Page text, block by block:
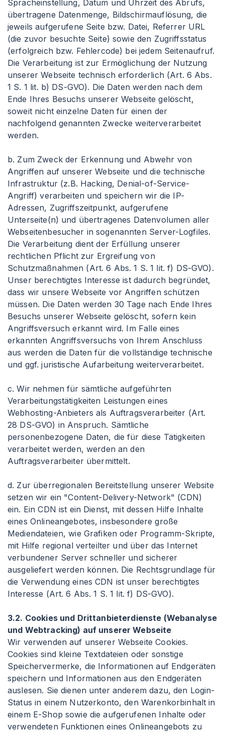
Spracheinstellung, Datum und Uhrzeit des Abrufs,
übertragene Datenmenge, Bildschirmauflösung, die
jeweils aufgerufene Seite bzw. Datei, Referrer URL
(die zuvor besuchte Seite) sowie den Zugriffsstatus
(erfolgreich bzw. Fehlercode) bei jedem Seitenaufruf.
Die Verarbeitung ist zur Ermöglichung der Nutzung
unserer Webseite technisch erforderlich (Art. 6 Abs.
1 S. 1 lit. b) DS-GVO). Die Daten werden nach dem
Ende Ihres Besuchs unserer Webseite gelöscht,
soweit nicht einzelne Daten für einen der
nachfolgend genannten Zwecke weiterverarbeitet
werden.
b. Zum Zweck der Erkennung und Abwehr von
Angriffen auf unserer Webseite und die technische
Infrastruktur (z.B. Hacking, Denial-of-Service-
Angriff) verarbeiten und speichern wir die IP-
Adressen, Zugriffszeitpunkt, aufgerufene
Unterseite(n) und übertragenes Datenvolumen aller
Webseitenbesucher in sogenannten Server-Logfiles.
Die Verarbeitung dient der Erfüllung unserer
rechtlichen Pflicht zur Ergreifung von
Schutzmaßnahmen (Art. 6 Abs. 1 S. 1 lit. f) DS-GVO).
Unser berechtigtes Interesse ist dadurch begründet,
dass wir unsere Webseite vor Angriffen schützen
müssen. Die Daten werden 30 Tage nach Ende Ihres
Besuchs unserer Webseite gelöscht, sofern kein
Angriffsversuch erkannt wird. Im Falle eines
erkannten Angriffsversuchs von Ihrem Anschluss
aus werden die Daten für die vollständige technische
und ggf. juristische Aufarbeitung weiterverarbeitet.
c. Wir nehmen für sämtliche aufgeführten
Verarbeitungstätigkeiten Leistungen eines
Webhosting-Anbieters als Auftragsverarbeiter (Art.
28 DS-GVO) in Anspruch. Sämtliche
personenbezogene Daten, die für diese Tätigkeiten
verarbeitet werden, werden an den
Auftragsverarbeiter übermittelt.
d. Zur überregionalen Bereitstellung unserer Website
setzen wir ein "Content-Delivery-Network" (CDN)
ein. Ein CDN ist ein Dienst, mit dessen Hilfe Inhalte
eines Onlineangebotes, insbesondere große
Mediendateien, wie Grafiken oder Programm-Skripte,
mit Hilfe regional verteilter und über das Internet
verbundener Server schneller und sicherer
ausgeliefert werden können. Die Rechtsgrundlage für
die Verwendung eines CDN ist unser berechtigtes
Interesse (Art. 6 Abs. 1 S. 1 lit. f) DS-GVO).
3.2. Cookies und Drittanbieterdienste (Webanalyse
und Webtracking) auf unserer Webseite
Wir verwenden auf unserer Webseite Cookies.
Cookies sind kleine Textdateien oder sonstige
Speichervermerke, die Informationen auf Endgeräten
speichern und Informationen aus den Endgeräten
auslesen. Sie dienen unter anderem dazu, den Login-
Status in einem Nutzerkonto, den Warenkorbinhalt in
einem E-Shop sowie die aufgerufenen Inhalte oder
verwendeten Funktionen eines Onlineangebots zu